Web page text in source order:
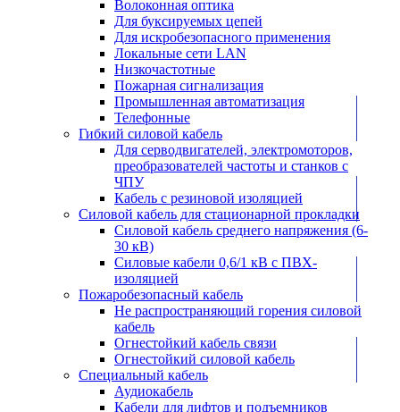
Волоконная оптика
Для буксируемых цепей
Для искробезопасного применения
Локальные сети LAN
Низкочастотные
Пожарная сигнализация
Промышленная автоматизация
Телефонные
Гибкий силовой кабель
Для серводвигателей, электромоторов,
преобразователей частоты и станков с
ЧПУ
Кабель с резиновой изоляцией
Силовой кабель для стационарной прокладки
Силовой кабель среднего напряжения (6-
30 кВ)
Силовые кабели 0,6/1 кВ с ПВХ-
изоляцией
Пожаробезопасный кабель
Не распространяющий горения силовой
кабель
Огнестойкий кабель связи
Огнестойкий силовой кабель
Специальный кабель
Аудиокабель
Кабели для лифтов и подъемников